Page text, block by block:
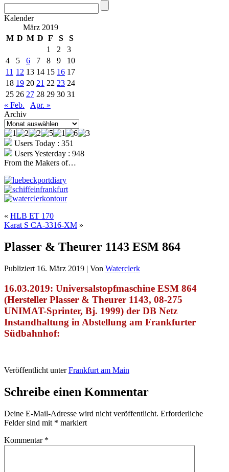
Kalender
März 2019
M D M D F S
S
1
2
3
4
5 6 7 8 9
10
11 12 13 14 15 16 17
18 19 20 21 22 23 24
25 26 27 28 29 30 31
« Feb.
Apr. »
Archiv
Archiv
Users Today : 351
Users Yesterday : 948
From the Makers of…
« HLB ET 170
Karat S CA-3316-XM »
Plasser & Theurer 1143 ESM 864
Publiziert 16. März 2019 | Von Waterclerk
16.03.2019: Universalstopfmaschine ESM 864
(Hersteller Plasser & Theurer 1143, 08-275
UNIMAT-Sprinter, Bj. 1999) der DB Netz
Instandhaltung in Abstellung am Frankfurter
Südbahnhof:
Veröffentlicht unter Frankfurt am Main
Schreibe einen Kommentar
Deine E-Mail-Adresse wird nicht veröffentlicht. Erforderliche
Felder sind mit * markiert
Kommentar *